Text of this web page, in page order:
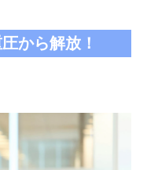
から解放！